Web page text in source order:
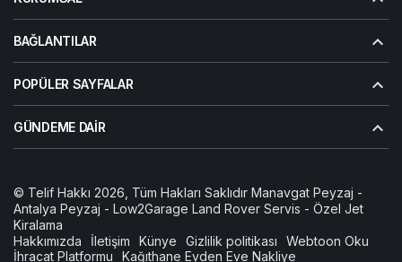
BAĞLANTILAR
POPÜLER SAYFALAR
GÜNDEME DAIR
© Telif Hakkı 2026, Tüm Hakları Saklıdır Manavgat Peyzaj -
Antalya Peyzaj - Low2Garage Land Rover Servis - Özel Jet
Kiralama
Hakkımızda
İletişim Künye Gizlilik politikası
Webtoon Oku
İhracat Platformu
Kağıthane Evden Eve Nakliye